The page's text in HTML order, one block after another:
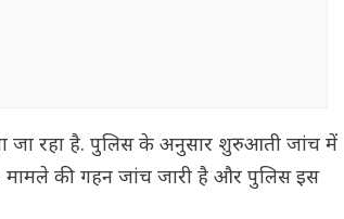
जा रहा है. पुलिस के अनुसार शुरुआती जांच में
मामले की गहन जांच जारी है और पुलिस इस